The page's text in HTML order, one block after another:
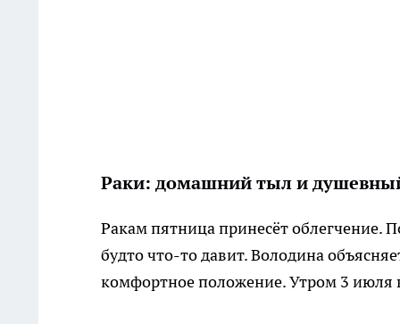
Раки: домашний тыл и
Ракам пятница принесёт облегчение.
будто что-то давит. Володина
комфортное положение. Утром 3 июля